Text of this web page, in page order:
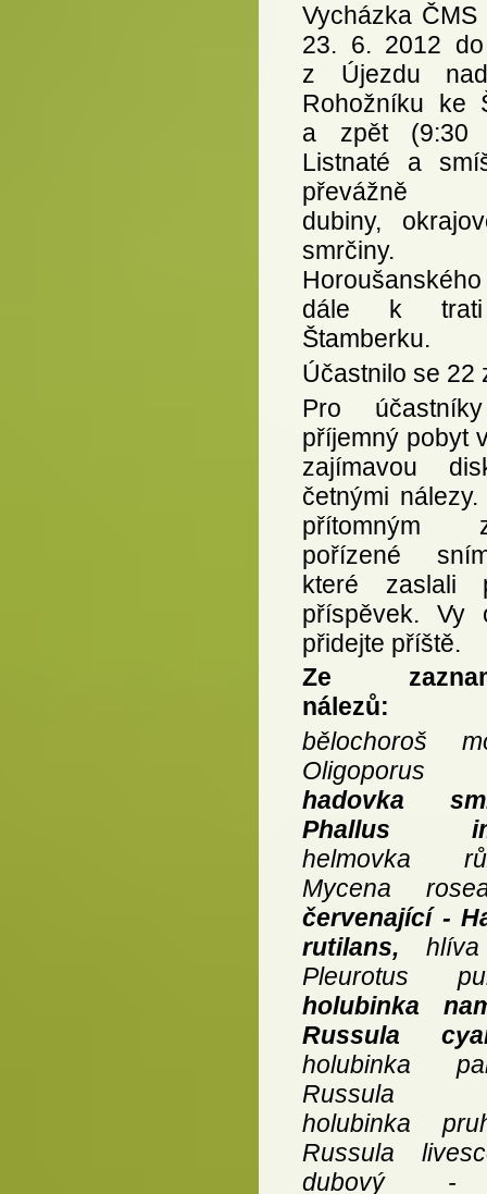
Vycházka
23. 6. 2012
z Újezdu
Rohožníku ke
a zpět (9:30
Listnaté a
převážně
dubiny,
smrčiny.
dále k
Štamberku.
Účastnilo se 22
Pro
příjemný pobyt
zajímavou
četnými
pořízené
které zaslali
příspěvek. Vy
přidejte příště.
Ze
nálezů:
bělochoroš
Oligoporus
hadovka
Phallus
helmovka
Mycena
červenající -
rutilans,
Pleurotus
holubinka
Russula
holubinka
Russula
holubinka
Russula
dubový -